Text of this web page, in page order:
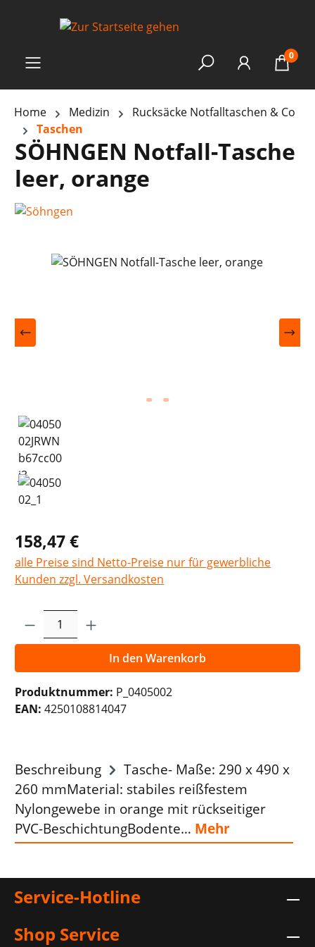
0
Home Medizin
Rucksäcke Notfalltaschen & Co
Taschen
SÖHNGEN Notfall-Tasche
leer, orange
Bildergalerie überspringen
158,47 €
alle Preise sind Netto-Preise nur für gewerbliche
Kunden zzgl. Versandkosten
Produkt Anzahl: Gib den gewünschten
In den Warenkorb
Produktnummer: P_0405002
EAN: 4250108814047
Beschreibung
Tasche- Maße: 290 x 490 x
260 mmMaterial: stabiles reißfestem
Nylongewebe in orange mit rückseitiger
PVC-BeschichtungBodente… Mehr
Service-Hotline
Shop Service